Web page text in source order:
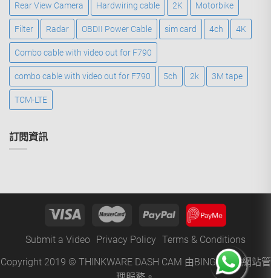
Rear View Camera Hardwiring cable 2K Motorbike
Filter Radar OBDII Power Cable sim card 4ch 4K
Combo cable with video out for F790
combo cable with video out for F790 5ch 2k 3M tape
TCM-LTE
訂閱資訊
Submit a Video Privacy Policy Terms & Conditions
Copyright 2019 © THINKWARE DASH CAM 由BINGO提供網站管